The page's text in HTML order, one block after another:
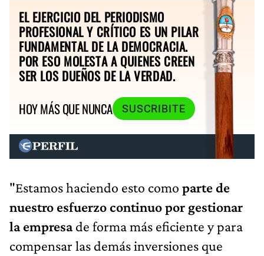
EL EJERCICIO DEL PERIODISMO
PROFESIONAL Y CRÍTICO ES UN PILAR
FUNDAMENTAL DE LA DEMOCRACIA.
POR ESO MOLESTA A QUIENES CREEN
SER LOS DUEÑOS DE LA VERDAD.
HOY MÁS QUE NUNCA
SUSCRIBITE
"Estamos haciendo esto como parte de
nuestro esfuerzo continuo por gestionar
la empresade forma más eficiente y para
compensar las demás inversiones que